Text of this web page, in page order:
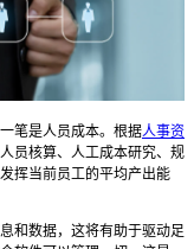
笔是人员成本。根据人事资
员核算、人工成本研究、规
挥当前员工的平均产出能
和数据，这将有助于驱动足